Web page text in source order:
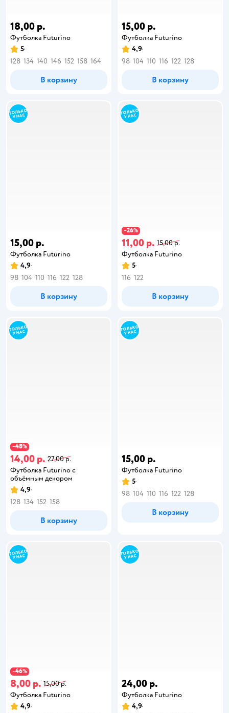
18,00 р.
Футболка Futurino
5
128 134 140 146 152 158 164
В корзину
15,00 р.
Футболка Futurino
4,9
98 104 110 116 122 128
В корзину
15,00 р.
Футболка Futurino
4,9
98 104 110 116 122 128
В корзину
−26%
11,00 р. 15,00 р.
Футболка Futurino
5
116 122
В корзину
−48%
14,00 р. 27,00 р.
Футболка Futurino с
объёмным декором
4,9
128 134 152 158
В корзину
15,00 р.
Футболка Futurino
5
98 104 110 116 122 128
В корзину
−46%
8,00 р. 15,00 р.
Футболка Futurino
4,9
24,00 р.
Футболка Futurino
4,9